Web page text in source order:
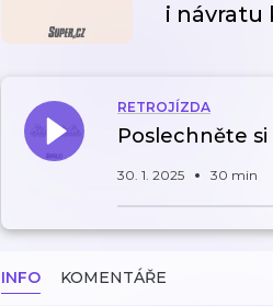
i návratu
RETROJÍZDA
Poslechněte
30. 1. 2025 30 min
INFO KOMENTÁŘE